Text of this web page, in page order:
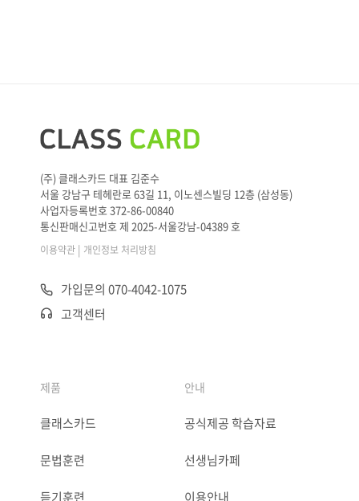
(주) 클래스카드 대표 김준수
서울 강남구 테헤란로 63길 11, 이노센스빌딩 12층 (삼성동)
사업자등록번호 372-86-00840
통신판매신고번호 제 2025-서울강남-04389 호
이용약관 | 개인정보 처리방침
가입문의 070-4042-1075
고객센터
제품
클래스카드
문법훈련
듣기훈련
안내
공식제공 학습자료
선생님카페
이용안내